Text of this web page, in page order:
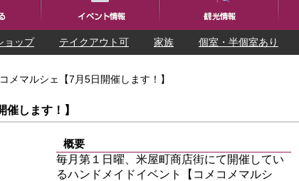
ョップ テイクアウト可 家族 個室・半個室あり
メマルシェ【7月5日開催します！】
します！】
概要
毎月第１日曜、米屋町商店街にて開催してい
るハンドメイドイベント【コメコメマルシ